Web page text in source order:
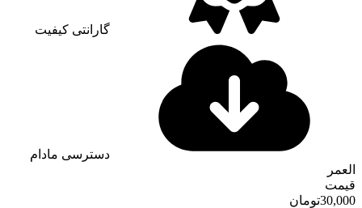
گارانتی کیفیت
دسترسی مادام
العمر
قیمت
30,000تومان